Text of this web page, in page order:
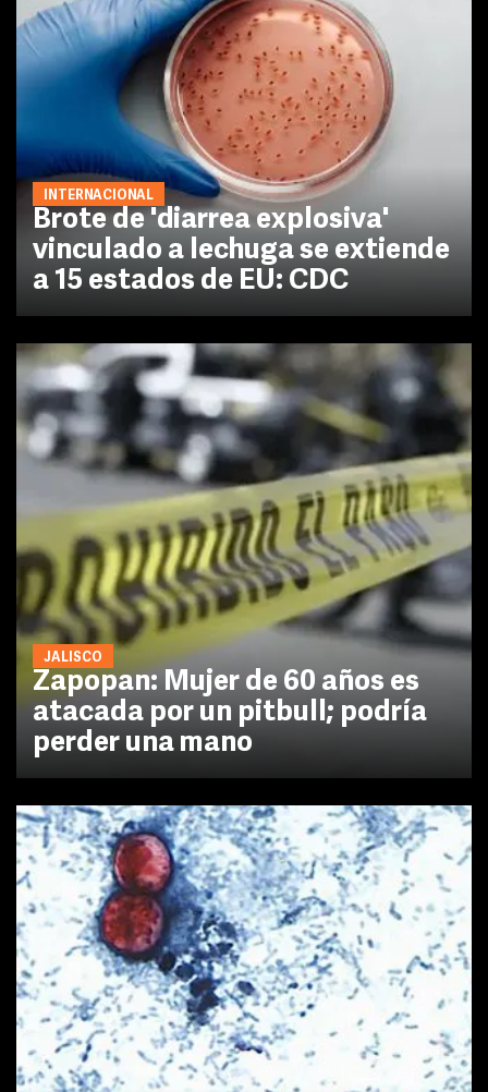
INTERNACIONAL
Brote de 'diarrea explosiva'
vinculado a lechuga se extiende
a 15 estados de EU: CDC
JALISCO
Zapopan: Mujer de 60 años es
atacada por un pitbull; podría
perder una mano